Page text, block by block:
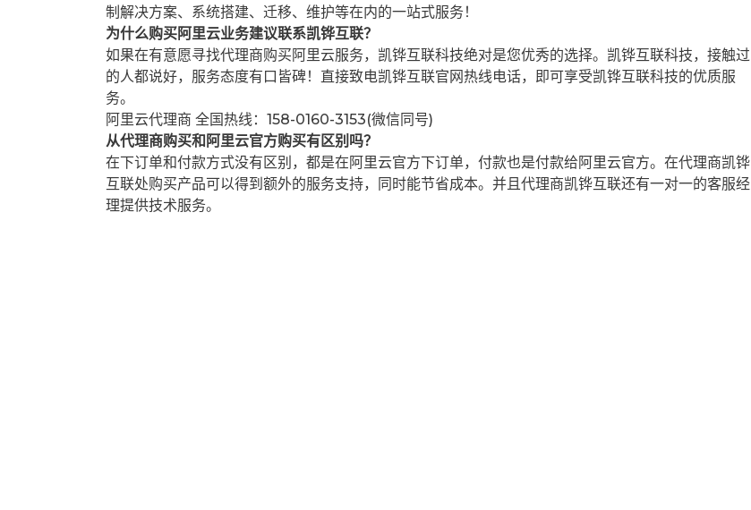
制解决方案、系统搭建、迁移、维护等在内的一站式服务！
为什么购买阿里云业务建议联系凯铧互联？
如果在有意愿寻找代理商购买阿里云服务，凯铧互联科技绝对是您优秀的选择。凯铧互联科技，接触过
的人都说好，服务态度有口皆碑！直接致电凯铧互联官网热线电话，即可享受凯铧互联科技的优质服
务。
阿里云代理商 全国热线：158-0160-3153(微信同号)
从代理商购买和阿里云官方购买有区别吗？
在下订单和付款方式没有区别，都是在阿里云官方下订单，付款也是付款给阿里云官方。在代理商凯铧
互联处购买产品可以得到额外的服务支持，同时能节省成本。并且代理商凯铧互联还有一对一的客服经
理提供技术服务。